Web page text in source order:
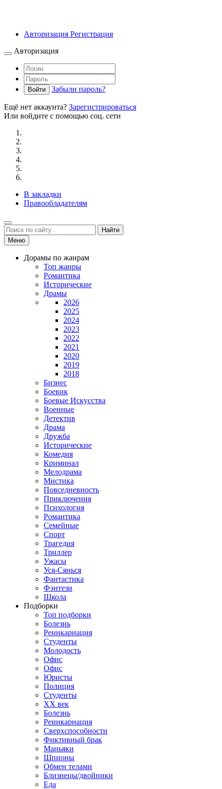
Авторизация Регистрация
Авторизация
Войти Забыли пароль?
Ещё нет аккаунта? Зарегистрироваться
Или войдите с помощью соц. сети
В закладки
Правообладателям
Найти
Меню
Дорамы по жанрам
Топ жанры
Романтика
Исторические
Драмы
2026
2025
2024
2023
2022
2021
2020
2019
2018
Бизнес
Боевик
Боевые Искусства
Военные
Детектив
Драма
Дружба
Исторические
Комедия
Криминал
Мелодрама
Мистика
Повседневность
Приключения
Психология
Романтика
Семейные
Спорт
Трагедия
Триллер
Ужасы
Уся-Сянься
Фантастика
Фэнтези
Школа
Подборки
Топ подборки
Болезнь
Реинкарнация
Студенты
Молодость
Офис
Офис
Юристы
Полиция
Студенты
ХХ век
Болезнь
Реинкарнация
Сверхспособности
Фиктивный брак
Маньяки
Шпионы
Обмен телами
Близнецы/двойники
Еда